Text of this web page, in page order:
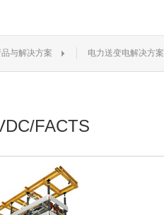
品与解决方案 电力送变电解决方案
FACTS